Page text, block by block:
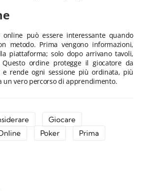
può essere interessante quando
metodo. Prima vengono informazioni,
piattaforma; solo dopo arrivano tavoli,
ordine protegge il giocatore da
e rende ogni sessione più ordinata, più
un vero percorso di apprendimento.
Giocare
Poker Prima